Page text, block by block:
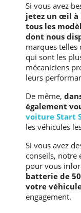
Si vous avez
jetez un œil à
tous les
dont nous
marques telles
qui sont les
mécaniciens
leurs
De même,
également
voiture Start
les véhicules
Si vous avez
conseils, notre
pour vous
batterie de
votre
engagement.